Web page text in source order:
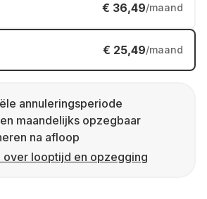
€ 36,49/maand
€ 25,49/maand
annuleringsperiode
maandelijks opzegbaar
na afloop
over looptijd en opzegging